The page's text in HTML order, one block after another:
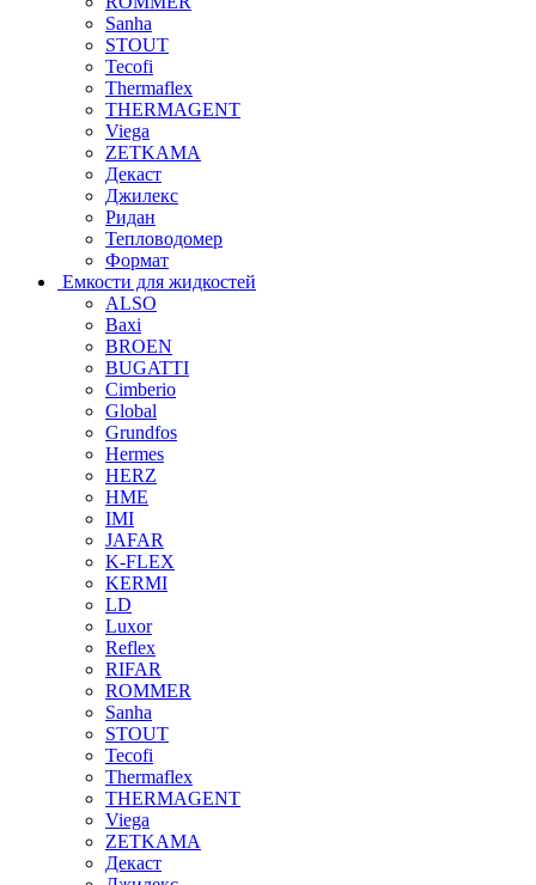
Sanha
STOUT
Tecofi
Thermaflex
THERMAGENT
Viega
ZETKAMA
Декаст
Джилекс
Ридан
Тепловодомер
Формат
Емкости для жидкостей
ALSO
Baxi
BROEN
BUGATTI
Cimberio
Global
Grundfos
Hermes
HERZ
HME
IMI
JAFAR
K-FLEX
KERMI
LD
Luxor
Reflex
RIFAR
ROMMER
Sanha
STOUT
Tecofi
Thermaflex
THERMAGENT
Viega
ZETKAMA
Декаст